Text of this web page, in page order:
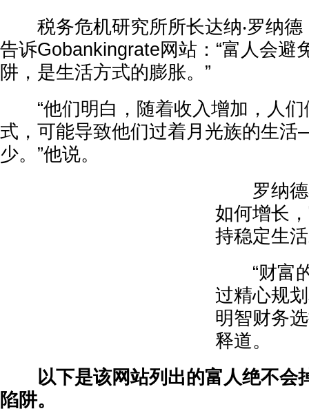
税务危机研究所所长达纳‧罗纳德
告诉Gobankingrate网站：“富人会避
阱，是生活方式的膨胀。”
“他们明白，随着收入增加，人们
式，可能导致他们过着月光族的生
少。”他说。
罗纳德
如何增长
持稳定生
“财富的
过精心规
明智财务
释道。
以下是该网站列出的富人绝不会
陷阱。